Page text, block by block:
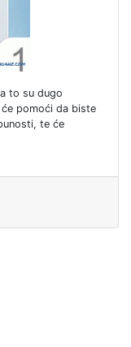
to su dugo
pomoći da biste
te će